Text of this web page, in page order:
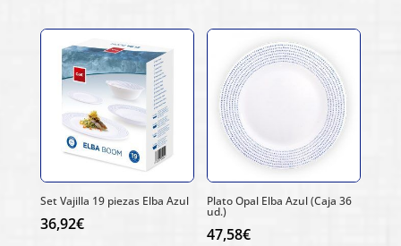
Set Vajilla 19 piezas Elba Azul
36,92€
Plato Opal Elba Azul (Caja 36
ud.)
47,58€